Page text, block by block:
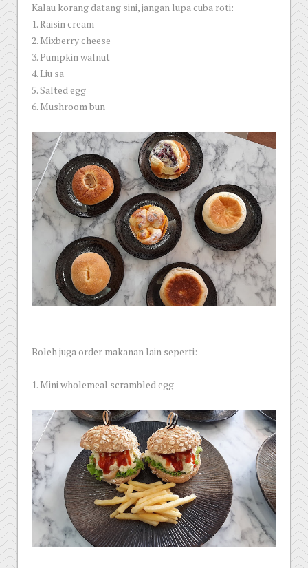
Kalau korang datang sini, jangan lupa cuba roti:
1. Raisin cream
2. Mixberry cheese
3. Pumpkin walnut
4. Liu sa
5. Salted egg
6. Mushroom bun
Boleh juga order makanan lain seperti:
1. Mini wholemeal scrambled egg